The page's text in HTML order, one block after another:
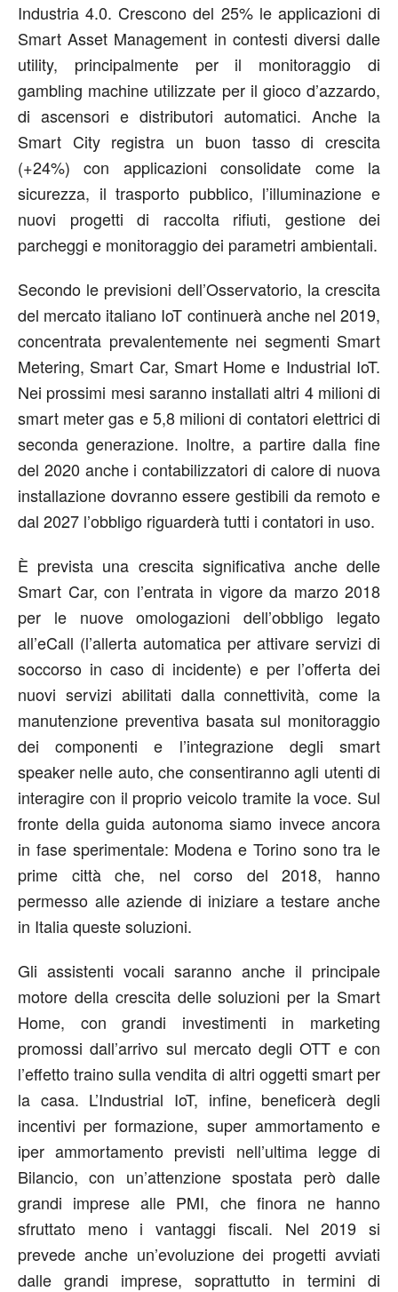
Industria 4.0. Crescono del 25% le applicazioni di
Smart Asset Management in contesti diversi dalle
utility, principalmente per il monitoraggio di
gambling machine utilizzate per il gioco d’azzardo,
di ascensori e distributori automatici. Anche la
Smart City registra un buon tasso di crescita
(+24%) con applicazioni consolidate come la
sicurezza, il trasporto pubblico, l’illuminazione e
nuovi progetti di raccolta rifiuti, gestione dei
parcheggi e monitoraggio dei parametri ambientali.
Secondo le previsioni dell’Osservatorio, la crescita
del mercato italiano IoT continuerà anche nel 2019,
concentrata prevalentemente nei segmenti Smart
Metering, Smart Car, Smart Home e Industrial IoT.
Nei prossimi mesi saranno installati altri 4 milioni di
smart meter gas e 5,8 milioni di contatori elettrici di
seconda generazione. Inoltre, a partire dalla fine
del 2020 anche i contabilizzatori di calore di nuova
installazione dovranno essere gestibili da remoto e
dal 2027 l’obbligo riguarderà tutti i contatori in uso.
È prevista una crescita significativa anche delle
Smart Car, con l’entrata in vigore da marzo 2018
per le nuove omologazioni dell’obbligo legato
all’eCall (l’allerta automatica per attivare servizi di
soccorso in caso di incidente) e per l’offerta dei
nuovi servizi abilitati dalla connettività, come la
manutenzione preventiva basata sul monitoraggio
dei componenti e l’integrazione degli smart
speaker nelle auto, che consentiranno agli utenti di
interagire con il proprio veicolo tramite la voce. Sul
fronte della guida autonoma siamo invece ancora
in fase sperimentale: Modena e Torino sono tra le
prime città che, nel corso del 2018, hanno
permesso alle aziende di iniziare a testare anche
in Italia queste soluzioni.
Gli assistenti vocali saranno anche il principale
motore della crescita delle soluzioni per la Smart
Home, con grandi investimenti in marketing
promossi dall’arrivo sul mercato degli OTT e con
l’effetto traino sulla vendita di altri oggetti smart per
la casa. L’Industrial IoT, infine, beneficerà degli
incentivi per formazione, super ammortamento e
iper ammortamento previsti nell’ultima legge di
Bilancio, con un’attenzione spostata però dalle
grandi imprese alle PMI, che finora ne hanno
sfruttato meno i vantaggi fiscali. Nel 2019 si
prevede anche un’evoluzione dei progetti avviati
dalle grandi imprese, soprattutto in termini di